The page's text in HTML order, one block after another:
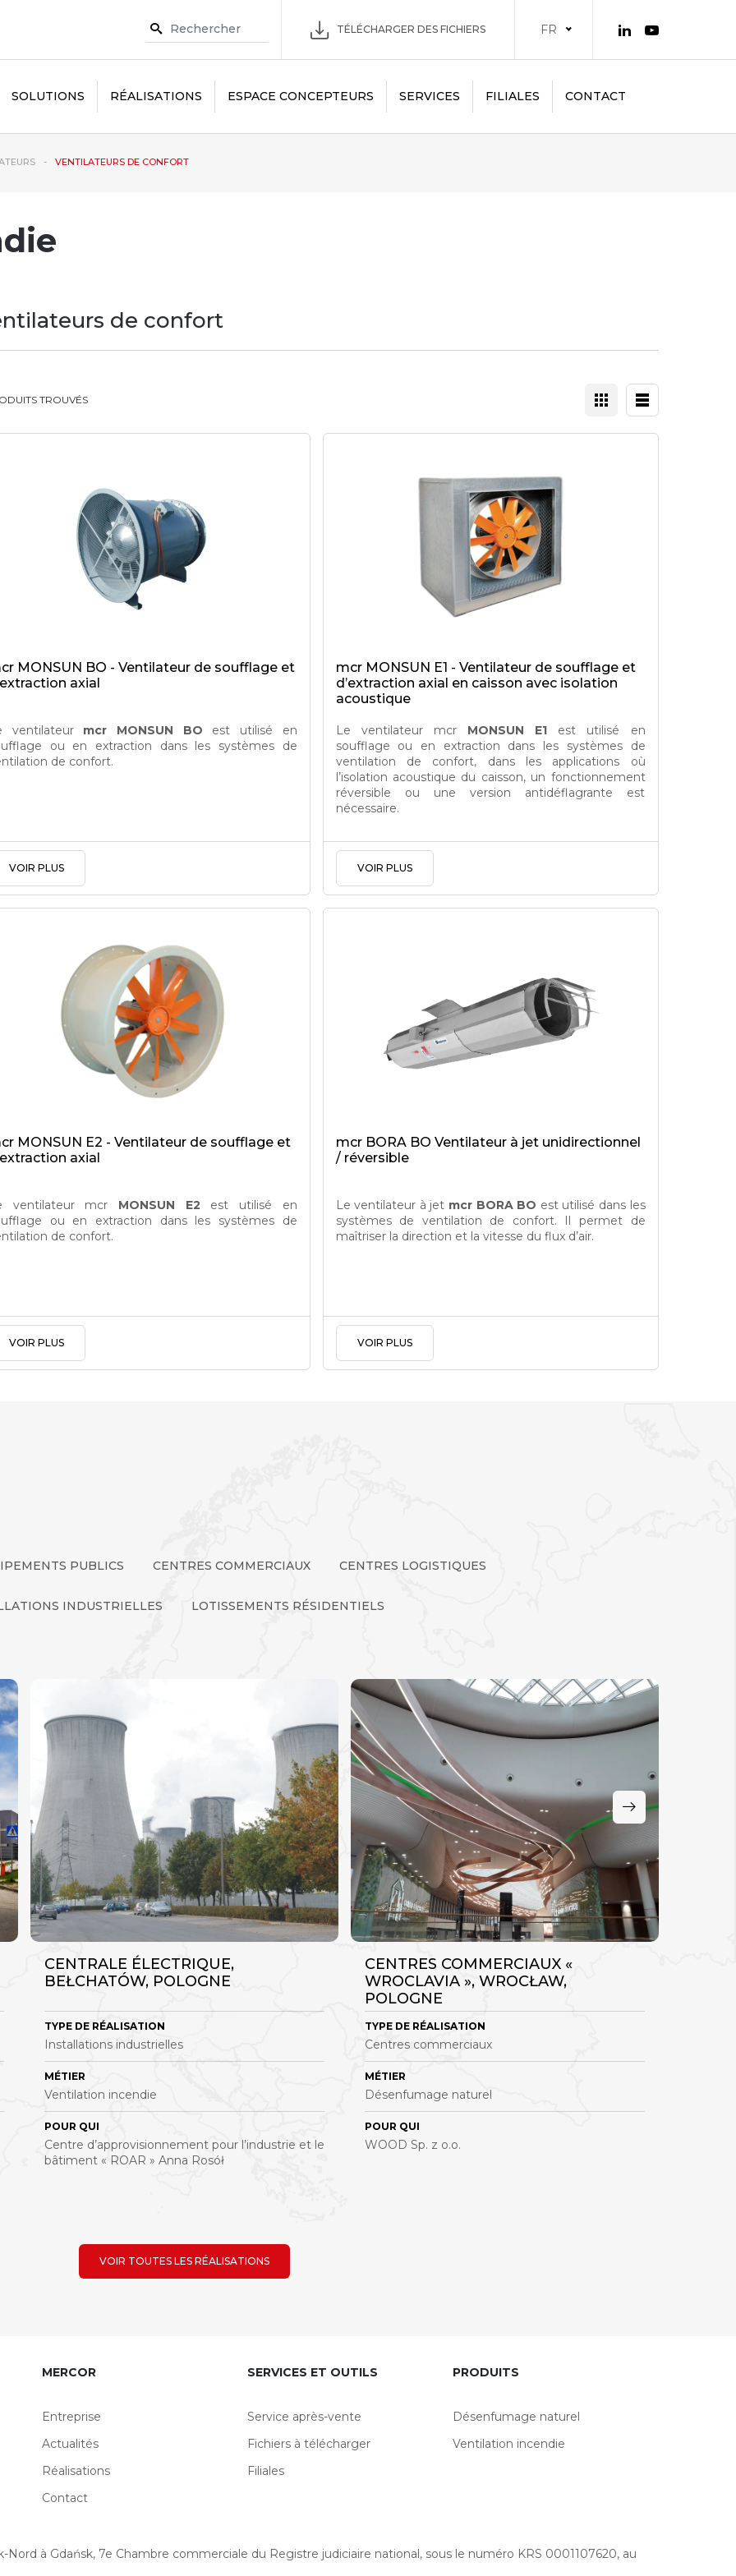
TÉLÉCHARGER DES FICHIERS FR
SOLUTIONS RÉALISATIONS ESPACE CONCEPTEURS SERVICES FILIALES CONTACT
VENTILATEURS DE CONFORT
de confort
TROUVÉS
MONSUN BO - Ventilateur de soufflage et
axial
ventilateur mcr MONSUN BO est utilisé en
ou en extraction dans les systèmes de
de confort.
VOIR PLUS
mcr MONSUN E1 - Ventilateur de soufflage et
d’extraction axial en caisson avec isolation
acoustique
Le ventilateur mcr MONSUN E1 est utilisé en
soufflage ou en extraction dans les systèmes de
ventilation de confort, dans les applications où
l’isolation acoustique du caisson, un fonctionnement
réversible ou une version antidéflagrante est
nécessaire.
VOIR PLUS
MONSUN E2 - Ventilateur de soufflage et
axial
ventilateur mcr MONSUN E2 est utilisé en
ou en extraction dans les systèmes de
de confort.
VOIR PLUS
mcr BORA BO Ventilateur à jet unidirectionnel
/ réversible
Le ventilateur à jet mcr BORA BO est utilisé dans les
systèmes de ventilation de confort. Il permet de
maîtriser la direction et la vitesse du flux d’air.
VOIR PLUS
PUBLICS CENTRES COMMERCIAUX CENTRES LOGISTIQUES
INDUSTRIELLES LOTISSEMENTS RÉSIDENTIELS
CENTRALE ÉLECTRIQUE,
BEŁCHATÓW, POLOGNE
TYPE DE RÉALISATION
Installations industrielles
MÉTIER
Ventilation incendie
POUR QUI
Centre d’approvisionnement pour l’industrie et le
bâtiment « ROAR » Anna Rosół
CENTRES COMMERCIAUX «
WROCLAVIA », WROCŁAW,
POLOGNE
TYPE DE RÉALISATION
Centres commerciaux
MÉTIER
Désenfumage naturel
POUR QUI
WOOD Sp. z o.o.
VOIR TOUTES LES RÉALISATIONS
MERCOR
Entreprise
Actualités
Réalisations
Contact
SERVICES ET OUTILS
Service après-vente
Fichiers à télécharger
Filiales
PRODUITS
Désenfumage naturel
Ventilation incendie
à Gdańsk, 7e Chambre commerciale du Registre judiciaire national, sous le numéro KRS 0001107620, au